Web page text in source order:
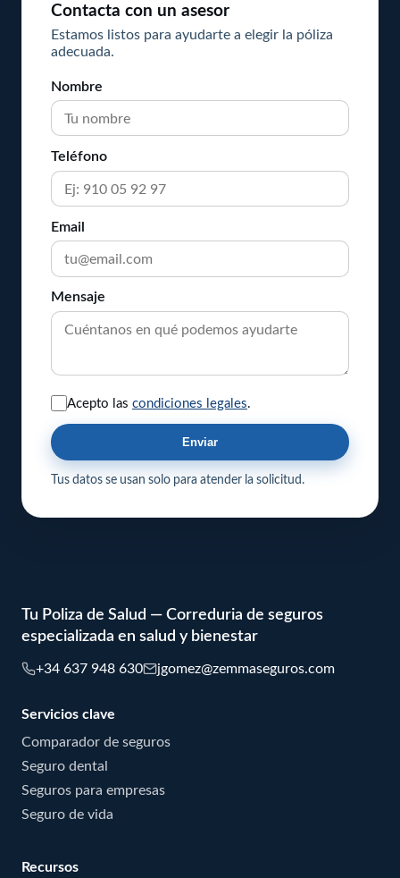
Contacta con un asesor
Estamos listos para ayudarte a elegir la póliza
adecuada.
Nombre
Teléfono
Email
Mensaje
Acepto las condiciones legales
Enviar
Tus datos se usan solo para atender la solicitud.
Tu Poliza de Salud — Correduria de seguros
especializada en salud y bienestar
+34 637 948 630 jgomez@zemmaseguros.com
Servicios clave
Comparador de seguros
Seguro dental
Seguros para empresas
Seguro de vida
Recursos